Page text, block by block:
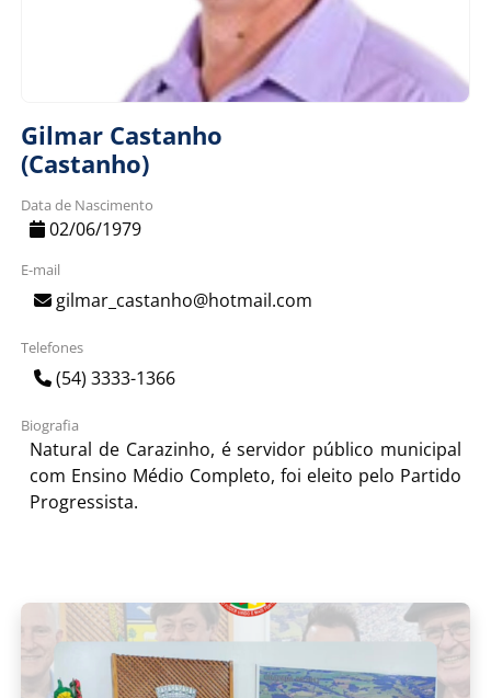
Gilmar Castanho
(Castanho)
Data de Nascimento
02/06/1979
E-mail
gilmar_castanho@hotmail.com
Telefones
(54) 3333-1366
Biografia
Natural de Carazinho, é servidor público municipal
com Ensino Médio Completo, foi eleito pelo Partido
Progressista.